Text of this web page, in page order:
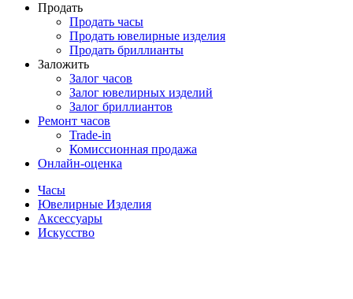
Продать
Продать часы
Продать ювелирные изделия
Продать бриллианты
Заложить
Залог часов
Залог ювелирных изделий
Залог бриллиантов
Ремонт часов
Trade-in
Комиссионная продажа
Онлайн-оценка
Часы
Ювелирные Изделия
Аксессуары
Искусство